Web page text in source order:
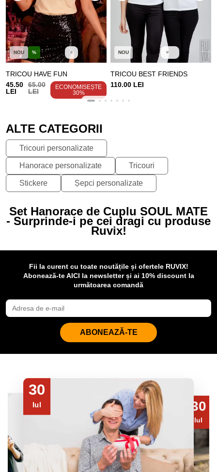
NOU %
TRICOU HAVE FUN
45.50
LEI
65.00
LEI
ECONOMISEȘTE
30%
NOU
TRICOU BEST FRIENDS
110.00 LEI
ALTE CATEGORII
Tricouri personalizate
Hanorace personalizate Tricouri
Stickere Șepci personalizate
Set Hanorace de Cuplu SOUL MATE
- Surprinde-i pe cei dragi cu produse
Ruvix!
Fii la curent cu toate noutățile și ofertele RUVIX!
Abonează-te AICI la newsletter și ai 10% discount la
următoarea comandă
ABONEAZĂ-TE
30
Iul 30
Iul